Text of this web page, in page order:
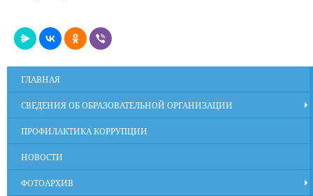
ГЛАВНАЯ
СВЕДЕНИЯ ОБ ОБРАЗОВАТЕЛЬНОЙ ОРГАНИЗАЦИИ
ПРОФИЛАКТИКА КОРРУПЦИИ
НОВОСТИ
ФОТОАРХИВ